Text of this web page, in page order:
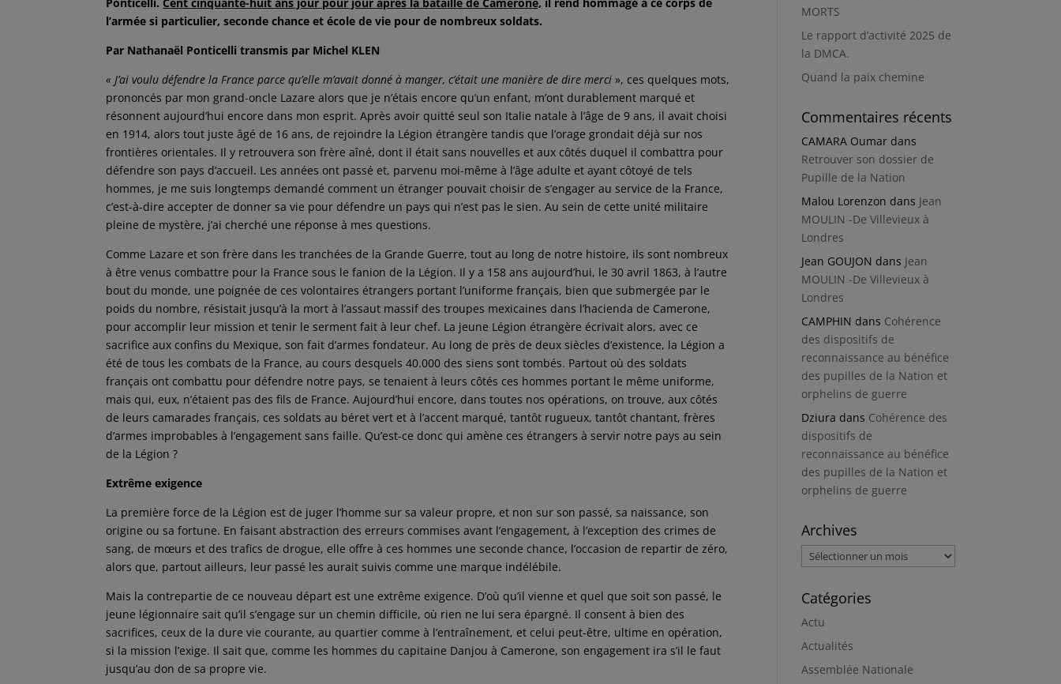
l’armée si particulier, seconde chance et école de vie pour de nombreux soldats.
Par Nathanaël Ponticelli transmis par Michel KLEN
« J’ai voulu défendre la France parce qu’elle m’avait donné à manger, c’était une manière de dire merci », ces quelques mots,
prononcés par mon grand-oncle Lazare alors que je n’étais encore qu’un enfant, m’ont durablement marqué et
résonnent aujourd’hui encore dans mon esprit. Après avoir quitté seul son Italie natale à l’âge de 9 ans, il avait choisi
en 1914, alors tout juste âgé de 16 ans, de rejoindre la Légion étrangère tandis que l’orage grondait déjà sur nos
frontières orientales. Il y retrouvera son frère aîné, dont il était sans nouvelles et aux côtés duquel il combattra pour
défendre son pays d’accueil. Les années ont passé et, parvenu moi-même à l’âge adulte et ayant côtoyé de tels
hommes, je me suis longtemps demandé comment un étranger pouvait choisir de s’engager au service de la France,
c’est-à-dire accepter de donner sa vie pour défendre un pays qui n’est pas le sien. Au sein de cette unité militaire
pleine de mystère, j’ai cherché une réponse à mes questions.
Comme Lazare et son frère dans les tranchées de la Grande Guerre, tout au long de notre histoire, ils sont nombreux
à être venus combattre pour la France sous le fanion de la Légion. Il y a 158 ans aujourd’hui, le 30 avril 1863, à l’autre
bout du monde, une poignée de ces volontaires étrangers portant l’uniforme français, bien que submergée par le
poids du nombre, résistait jusqu’à la mort à l’assaut massif des troupes mexicaines dans l’hacienda de Camerone,
pour accomplir leur mission et tenir le serment fait à leur chef. La jeune Légion étrangère écrivait alors, avec ce
sacrifice aux confins du Mexique, son fait d’armes fondateur. Au long de près de deux siècles d’existence, la Légion a
été de tous les combats de la France, au cours desquels 40.000 des siens sont tombés. Partout où des soldats
français ont combattu pour défendre notre pays, se tenaient à leurs côtés ces hommes portant le même uniforme,
mais qui, eux, n’étaient pas des fils de France. Aujourd’hui encore, dans toutes nos opérations, on trouve, aux côtés
de leurs camarades français, ces soldats au béret vert et à l’accent marqué, tantôt rugueux, tantôt chantant, frères
d’armes improbables à l’engagement sans faille. Qu’est-ce donc qui amène ces étrangers à servir notre pays au sein
de la Légion ?
Extrême exigence
La première force de la Légion est de juger l’homme sur sa valeur propre, et non sur son passé, sa naissance, son
origine ou sa fortune. En faisant abstraction des erreurs commises avant l’engagement, à l’exception des crimes de
sang, de mœurs et des trafics de drogue, elle offre à ces hommes une seconde chance, l’occasion de repartir de zéro,
alors que, partout ailleurs, leur passé les aurait suivis comme une marque indélébile.
Mais la contrepartie de ce nouveau départ est une extrême exigence. D’où qu’il vienne et quel que soit son passé, le
jeune légionnaire sait qu’il s’engage sur un chemin difficile, où rien ne lui sera épargné. Il consent à bien des
sacrifices, ceux de la dure vie courante, au quartier comme à l’entraînement, et celui peut-être, ultime en opération,
si la mission l’exige. Il sait que, comme les hommes du capitaine Danjou à Camerone, son engagement ira s’il le faut
jusqu’au don de sa propre vie.
MORTS
Le rapport d’activité 2025 de
la DMCA.
Quand la paix chemine
Commentaires récents
CAMARA Oumar dans
Retrouver son dossier de
Pupille de la Nation
Malou Lorenzon dans Jean
MOULIN -De Villevieux à
Londres
Jean GOUJON dans Jean
MOULIN -De Villevieux à
Londres
CAMPHIN dans Cohérence
des dispositifs de
reconnaissance au bénéfice
des pupilles de la Nation et
orphelins de guerre
Dziura dans Cohérence des
dispositifs de
reconnaissance au bénéfice
des pupilles de la Nation et
orphelins de guerre
Archives
Archives
Catégories
Actu
Actualités
Assemblée Nationale